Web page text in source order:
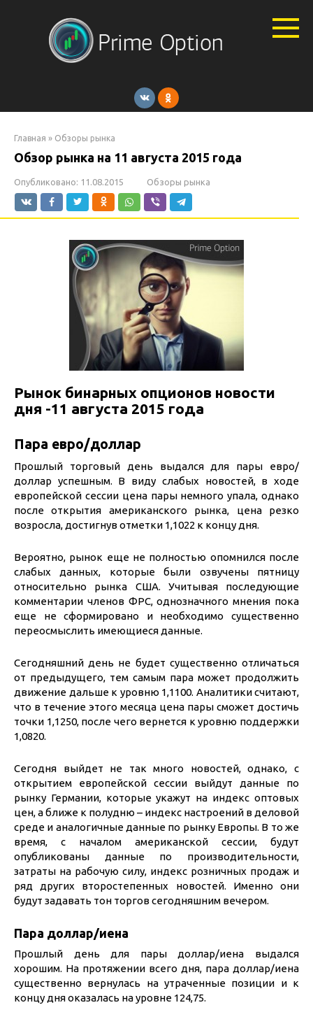
Главная » Обзоры рынка
Обзор рынка на 11 августа 2015 года
Опубликовано: 11.08.2015 Обзоры рынка
Рынок бинарных опционов новости
дня -11 августа 2015 года
Пара евро/доллар
Прошлый торговый день выдался для пары евро/
доллар успешным. В виду слабых новостей, в ходе
европейской сессии цена пары немного упала, однако
после открытия американского рынка, цена резко
возросла, достигнув отметки 1,1022 к концу дня.
Вероятно, рынок еще не полностью опомнился после
слабых данных, которые были озвучены пятницу
относительно рынка США. Учитывая последующие
комментарии членов ФРС, однозначного мнения пока
еще не сформировано и необходимо существенно
переосмыслить имеющиеся данные.
Сегодняшний день не будет существенно отличаться
от предыдущего, тем самым пара может продолжить
движение дальше к уровню 1,1100. Аналитики считают,
что в течение этого месяца цена пары сможет достичь
точки 1,1250, после чего вернется к уровню поддержки
1,0820.
Сегодня выйдет не так много новостей, однако, с
открытием европейской сессии выйдут данные по
рынку Германии, которые укажут на индекс оптовых
цен, а ближе к полудню – индекс настроений в деловой
среде и аналогичные данные по рынку Европы. В то же
время, с началом американской сессии, будут
опубликованы данные по производительности,
затраты на рабочую силу, индекс розничных продаж и
ряд других второстепенных новостей. Именно они
будут задавать тон торгов сегодняшним вечером.
Пара доллар/иена
Прошлый день для пары доллар/иена выдался
хорошим. На протяжении всего дня, пара доллар/иена
существенно вернулась на утраченные позиции и к
концу дня оказалась на уровне 124,75.